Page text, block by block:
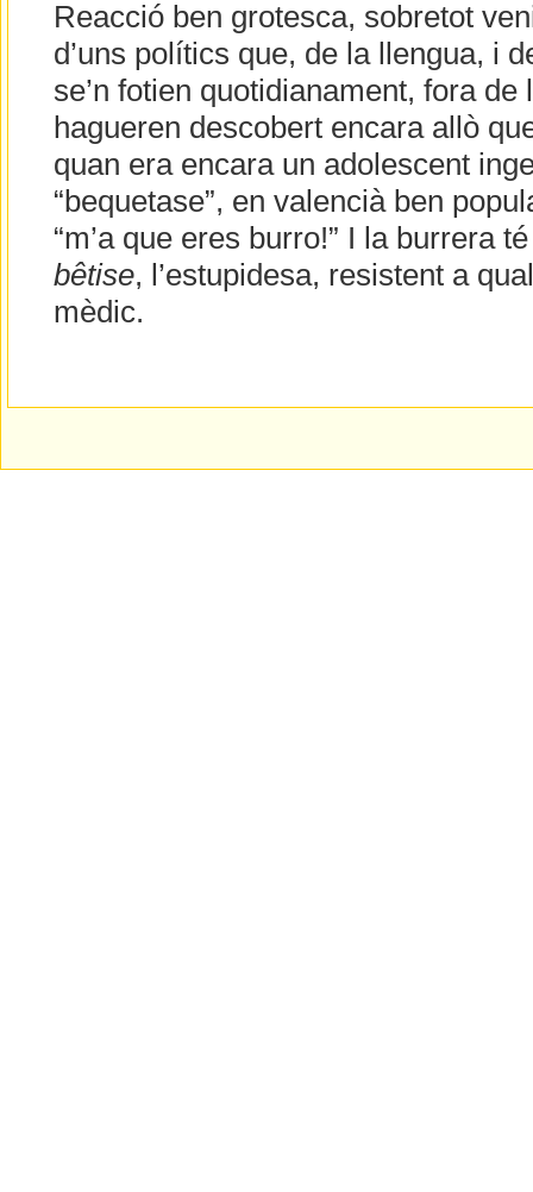
Reacció ben grotesca, sobretot
d’uns polítics que, de la llengua, i
se’n fotien quotidianament, fora
hagueren descobert encara allò
quan era encara un adolescent
“bequetase”, en valencià ben
“m’a que eres burro!” I la burrera
bêtise, l’estupidesa, resistent a
mèdic.